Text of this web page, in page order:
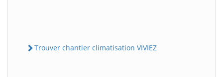
Trouver chantier climatisation VIVIEZ